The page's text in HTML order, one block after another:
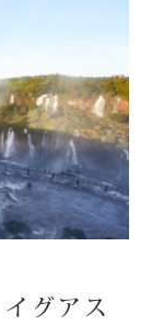
グアス